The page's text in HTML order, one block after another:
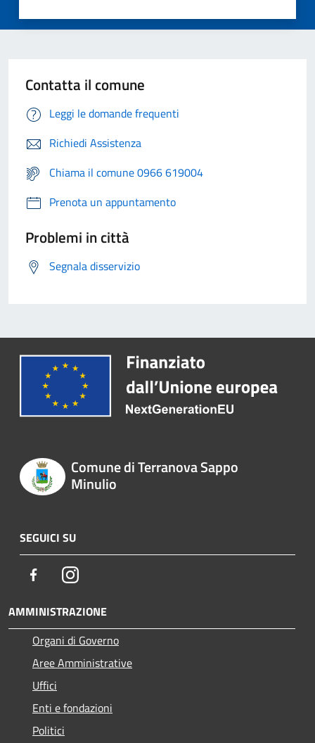
Contatta il comune
Leggi le domande frequenti
Richiedi Assistenza
Chiama il comune 0966 619004
Prenota un appuntamento
Problemi in città
Segnala disservizio
Comune di Terranova Sappo
Minulio
SEGUICI SU
FacebookInstagram
AMMINISTRAZIONE
Organi di Governo
Aree Amministrative
Uffici
Enti e fondazioni
Politici